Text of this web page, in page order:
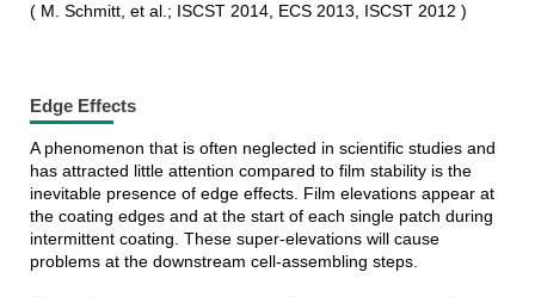
( M. Schmitt, et al.; ISCST 2014, ECS 2013, ISCST 2012 )
Edge Effects
A phenomenon that is often neglected in scientific studies and
has attracted little attention compared to film stability is the
inevitable presence of edge effects. Film elevations appear at
the coating edges and at the start of each single patch during
intermittent coating. These super-elevations will cause
problems at the downstream cell-assembling steps.